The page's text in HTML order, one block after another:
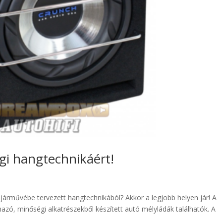
hangtechnikáért!
tervezett hangtechnikából? Akkor a legjobb helyen jár! A
minőségi alkatrészekből készített autó mélyládák találhatók. A